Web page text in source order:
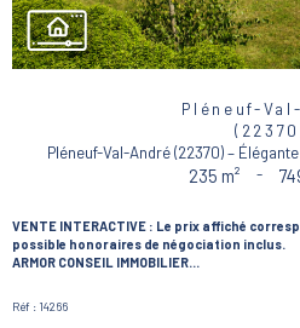
Pléneuf-
Pléneuf-Val-André (22370) –
235 m² -
VENTE INTERACTIVE : Le prix affiché
possible honoraires de négociation inclus.
ARMOR CONSEIL IMMOBILIER...
Réf : 14266